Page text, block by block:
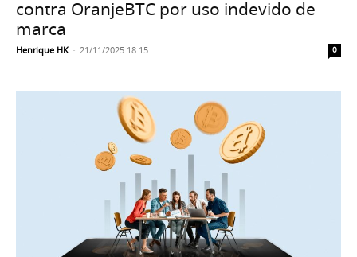
contra OranjeBTC por uso indevido de
marca
Henrique HK - 21/11/2025 18:15 0